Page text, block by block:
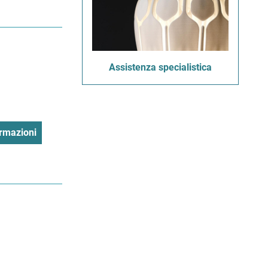
Assistenza specialistica